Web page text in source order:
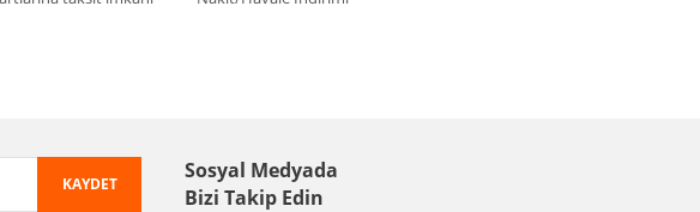
KAYDET
Sosyal Medyada
Bizi Takip Edin